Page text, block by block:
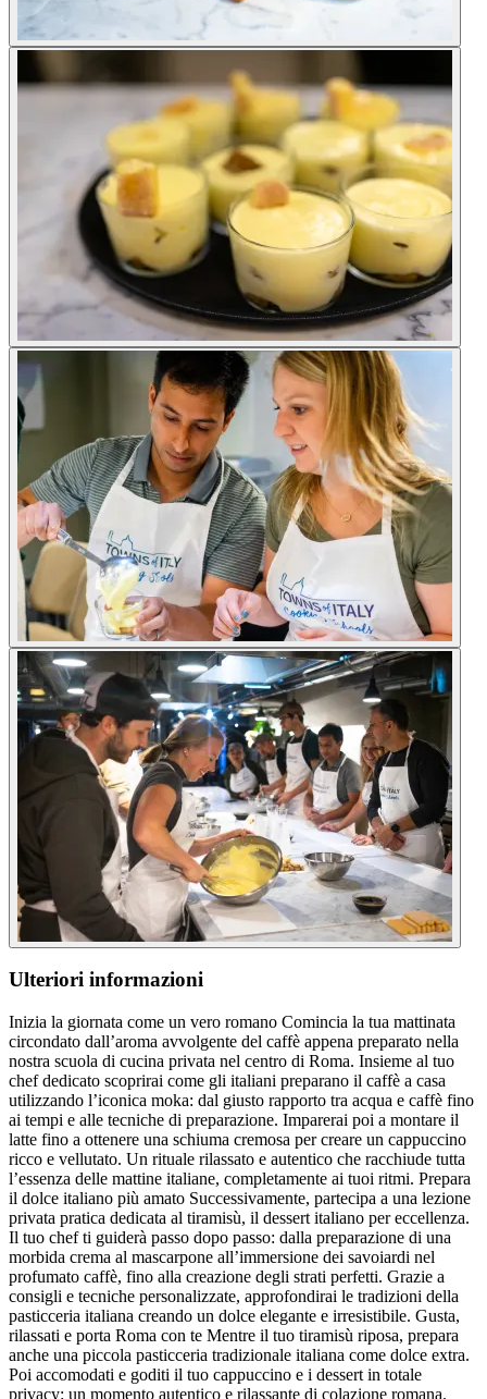
Ulteriori informazioni
Inizia la giornata come un vero romano Comincia la tua mattinata
circondato dall’aroma avvolgente del caffè appena preparato nella
nostra scuola di cucina privata nel centro di Roma. Insieme al tuo
chef dedicato scoprirai come gli italiani preparano il caffè a casa
utilizzando l’iconica moka: dal giusto rapporto tra acqua e caffè fino
ai tempi e alle tecniche di preparazione. Imparerai poi a montare il
latte fino a ottenere una schiuma cremosa per creare un cappuccino
ricco e vellutato. Un rituale rilassato e autentico che racchiude tutta
l’essenza delle mattine italiane, completamente ai tuoi ritmi. Prepara
il dolce italiano più amato Successivamente, partecipa a una lezione
privata pratica dedicata al tiramisù, il dessert italiano per eccellenza.
Il tuo chef ti guiderà passo dopo passo: dalla preparazione di una
morbida crema al mascarpone all’immersione dei savoiardi nel
profumato caffè, fino alla creazione degli strati perfetti. Grazie a
consigli e tecniche personalizzate, approfondirai le tradizioni della
pasticceria italiana creando un dolce elegante e irresistibile. Gusta,
rilassati e porta Roma con te Mentre il tuo tiramisù riposa, prepara
anche una piccola pasticceria tradizionale italiana come dolce extra.
Poi accomodati e goditi il tuo cappuccino e i dessert in totale
privacy: un momento autentico e rilassante di colazione romana.